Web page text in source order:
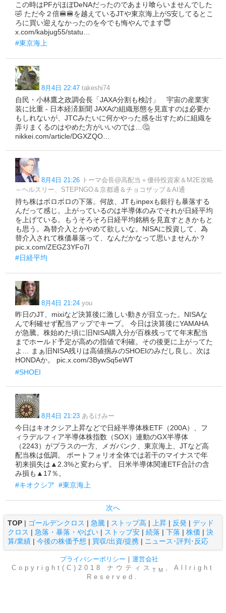
この時はPFがほぼDeNAだったのであまり喰らいませんでした
🤣 ただ今２倍🍔🍔を越えているJTや東京海上がS安してるとこ
ろに買い迎えなかったのを今でも悔やんでます😇
x.com/kabjug55/statu…
#東京海上
8月4日 22:47 takeshi74
自民・小林鷹之政調会長「JAXA分割も検討」 宇宙の産業実
装に比重 - 日本経済新聞 JAXAの組織形態を見直すのは必要か
もしれないが、JTCみたいに何かやった感を出すために組織を
弄りまくるのはやめた方がいいのでは…🤔
nikkei.com/article/DGXZQO…
8月4日 21:26 トーマ会長@高配当＋優待投資家＆M2E攻略
～ヘルスリー、STEPNGO＆京都通＆チョコザップ＆AI通
持ち株はボロボロの下落。何故、JTもinpexも銀行も暴落する
んだって感じ。上がっているのは半導体のみでそれが日経平均
を上げている。もうそろそろ日経平均銘柄を見直すときかもと
も思う。為替介入とかやめて欲しいな。NISAに投資して、為
替介入されて株価暴落って、なんだかなって思いませんか？
pic.x.com/ZEGZ3YFo7l
#日経平均
8月4日 21:24 you
昨日のJT、mixiなど決算後に激しい動きが目立った。NISAな
んで利確せず配当アップでキープ。 今日は決算後にYAMAHA
が急騰。株始めた頃に旧NISA購入分が百株残ってて年末配当
までホールド予定が高めの指値で利確。その後更に上がってた
よ… まぁ旧NISA残りは高値掴みのSHOEIのみだし良し。次は
HONDAか。 pic.x.com/3BywSq5eWT
#SHOEI
8月4日 21:23 あるけみー
今日はキオクシア上昇などで日経半導体株ETF（200A）、フ
ィラデルフィア半導体株指数（SOX）連動のGX半導体
（2243）がプラスの一方、メガバンク、東京海上、JTなど高
配当株は低調。 ポートフォリオ全体では若干のマイナスで年
初来損失は▲2.3%と変わらず。 日米半導体関連ETF合計の含
み損も▲17％。
#キオクシア #東京海上
次へ
TOP | ゴールデンクロス | 急騰 | ストップ高 | 上昇 | 反発 | デッド
クロス | 急落・暴落・やばい | ストップ安 | 続落 | 下落 | 株価 | 決
算/業績 | 今後の株価予想 | 買収/出資/提携 | ニュース･評判･反応
プライバシーポリシー ｜ 運営会社
Copyright(C)2018 ナウティス TM , Allright
Reserved.